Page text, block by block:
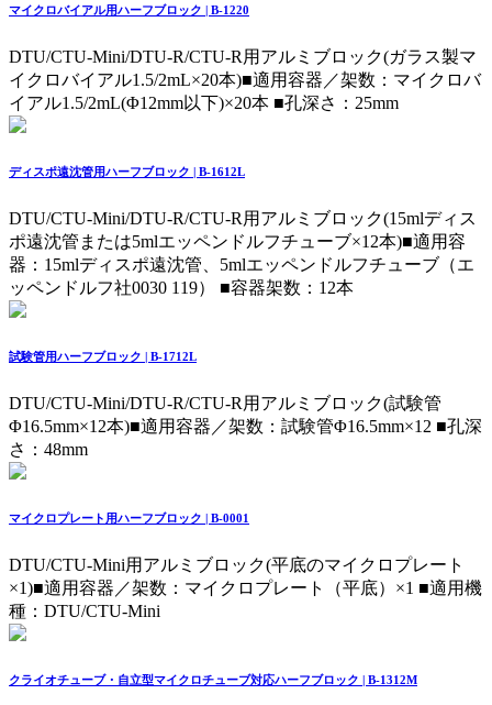
マイクロバイアル用ハーフブロック | B-1220
DTU/CTU-Mini/DTU-R/CTU-R用アルミブロック(ガラス製マ
イクロバイアル1.5/2mL×20本)■適用容器／架数：マイクロバ
イアル1.5/2mL(Φ12mm以下)×20本 ■孔深さ：25mm
ディスポ遠沈管用ハーフブロック | B-1612L
DTU/CTU-Mini/DTU-R/CTU-R用アルミブロック(15mlディス
ポ遠沈管または5mlエッペンドルフチューブ×12本)■適用容
器：15mlディスポ遠沈管、5mlエッペンドルフチューブ（エ
ッペンドルフ社0030 119） ■容器架数：12本
試験管用ハーフブロック | B-1712L
DTU/CTU-Mini/DTU-R/CTU-R用アルミブロック(試験管
Φ16.5mm×12本)■適用容器／架数：試験管Φ16.5mm×12 ■孔深
さ：48mm
マイクロプレート用ハーフブロック | B-0001
DTU/CTU-Mini用アルミブロック(平底のマイクロプレート
×1)■適用容器／架数：マイクロプレート（平底）×1 ■適用機
種：DTU/CTU-Mini
クライオチューブ・自立型マイクロチューブ対応ハーフブロック | B-1312M